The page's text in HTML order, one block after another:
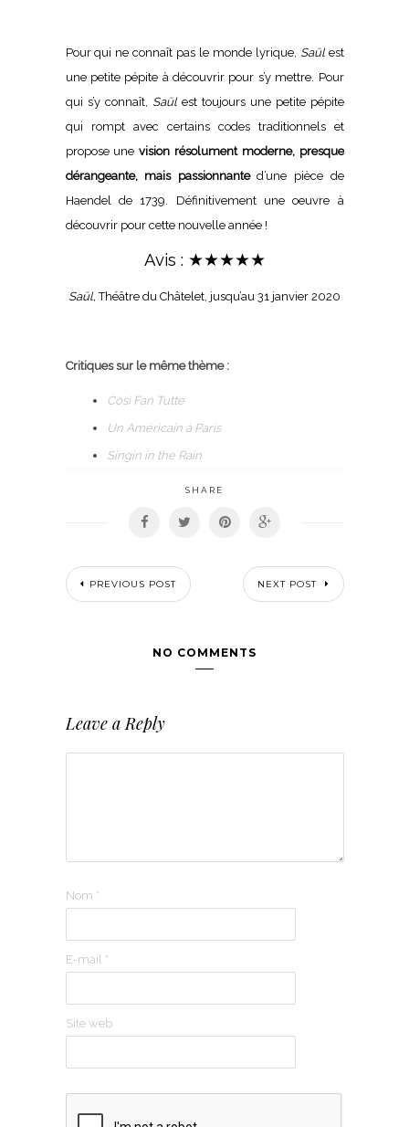
Pour qui ne connaît pas le monde lyrique, Saülest
une petite pépite à découvrir pour s’y mettre. Pour
qui s’y connaît, Saülest toujours une petite pépite
qui rompt avec certains codes traditionnels et
propose unevision résolument moderne, presque
dérangeante, mais passionnanted’une pièce de
Haendel de 1739. Définitivement une oeuvre à
découvrir pour cette nouvelle année !
Avis : ★★★★★
Saül,Théâtre du Châtelet , jusqu’au 31 janvier 2020
Critiques sur le même thème :
Cosi Fan Tutte
Un Américain à Paris
Singin in the Rain
SHARE
PREVIOUS POST NEXT POST
NO COMMENTS
Leave a Reply
Nom *
E-mail *
Site web